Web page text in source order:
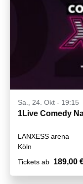
Sa., 24. Okt - 19:15
LANXESS arena
Köln
Tickets ab 189,00